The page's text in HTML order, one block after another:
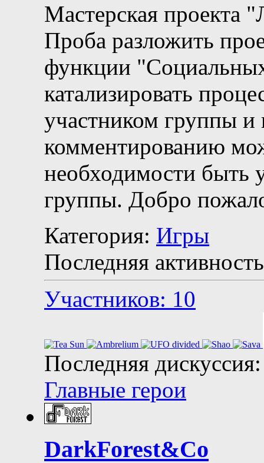
Мастерская проекта
Проба разложить
функции
катализировать
участником группы и
комментированию
необходимости быть
группы. Добро
Категория: Игры
Последняя
Участников: 10
Последняя дискуссия:
Главные герои
DarkForest&Co